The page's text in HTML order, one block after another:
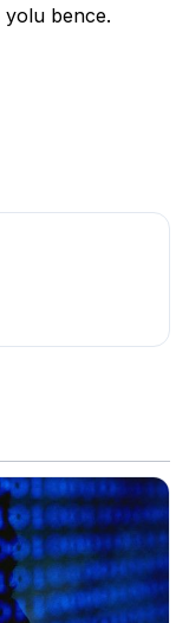
yolu bence.